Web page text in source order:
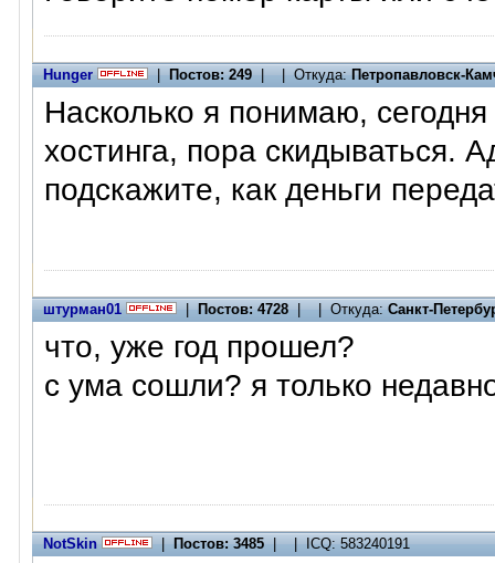
Hunger |Постов: 249| | Откуда:Петропавловск-
Насколько я понимаю,
хостинга, пора скидываться.
подскажите, как деньги
штурман01 |Постов: 4728| | Откуда:Санкт-
что, уже год прошел?
с ума сошли? я только
NotSkin |Постов: 3485| | ICQ: 583240191